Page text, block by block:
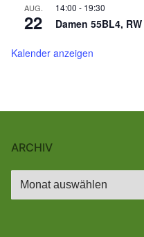
AUG.
22
14:00 - 19:30
Damen 55BL4,
Kalender anzeigen
ARCHIV
Archiv